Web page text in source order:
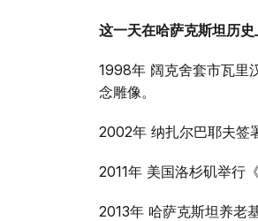
这一天在哈萨克斯坦历史
1998年 阔克舍套市瓦里
念雕像。
2002年 纳扎尔巴耶夫签
2011年 美国洛杉矶举行
2013年 哈萨克斯坦养老